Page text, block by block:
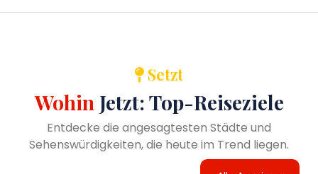
Setzt
WohinJetzt: Top-Reiseziele
Entdecke die angesagtesten Städte und
Sehenswürdigkeiten, die heute im Trend liegen.